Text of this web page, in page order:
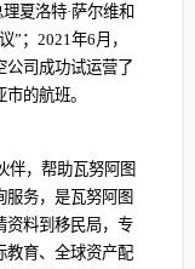
夏洛特·萨尔维和
”；2021年6月，
公司成功试运营了
的航班。
伴，帮助瓦努阿图
服务，是瓦努阿图
资料到移民局，专
教育、全球资产配